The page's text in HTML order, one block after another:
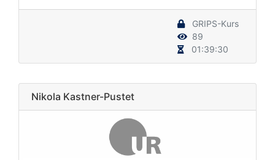
GRIPS-Kurs
89
01:39:30
Nikola Kastner-Pustet